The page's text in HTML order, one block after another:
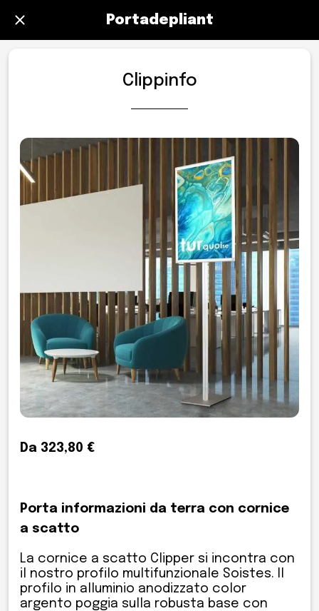
Portadepliant
Clippinfo
Da 323,80 €
Porta informazioni da terra con cornice
a scatto
La cornice a scatto Clipper si incontra con
il nostro profilo multifunzionale Soistes. Il
profilo in alluminio anodizzato color
argento poggia sulla robusta base con